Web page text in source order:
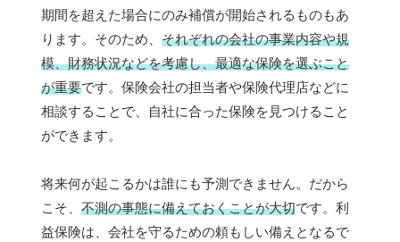
期間を超えた場合にのみ補償が開始されるものもあ
ります。そのため、 それぞれの会社の事業内容や規
模、財務状況などを考慮し、最適な保険を選ぶこと
が重要です。保険会社の担当者や保険代理店などに
相談することで、自社に合った保険を見つけること
ができます。
将来何が起こるかは誰にも予測できません。だから
こそ、 不測の事態に備えておくことが大切です。利
益保険は、会社を守るための頼もしい備えとなるで